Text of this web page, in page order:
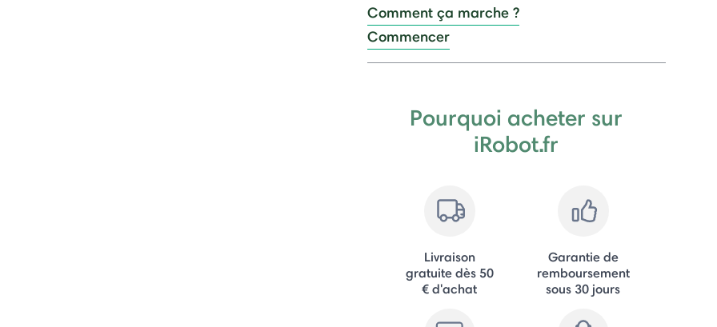
Comment ça marche ?
Commencer
Pourquoi acheter sur
iRobot.fr
Livraison
gratuite dès 50
€ d'achat
Garantie de
remboursement
sous 30 jours